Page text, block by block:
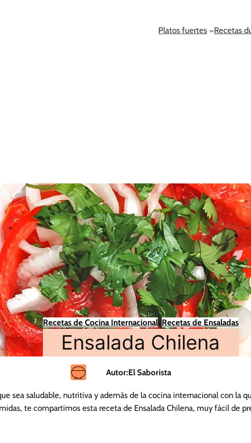
Platos fuertes Recetas
Recetas de Cocina Internacional, Recetas de Ensaladas
Ensalada Chilena
Autor:El Saborista
sea saludable, nutritiva y además de la cocina internacional con la
te compartimos esta receta de Ensalada Chilena, muy fácil de